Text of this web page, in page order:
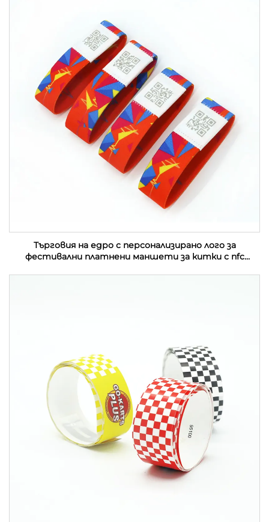
Търговия на едро с персонализирано лого за
фестивални платнени маншети за китки с nfc